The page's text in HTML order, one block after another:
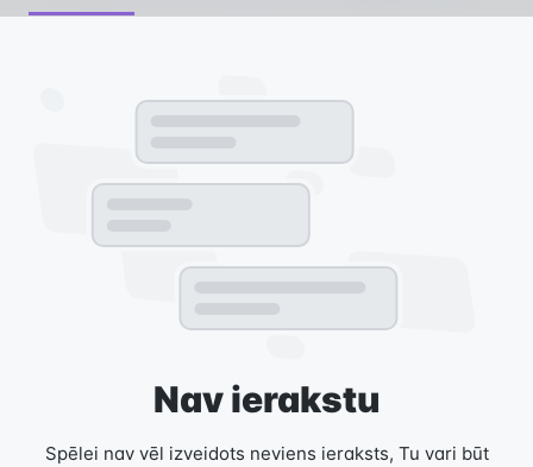
Nav ierakstu
Spēlei nav vēl izveidots neviens ieraksts, Tu vari būt